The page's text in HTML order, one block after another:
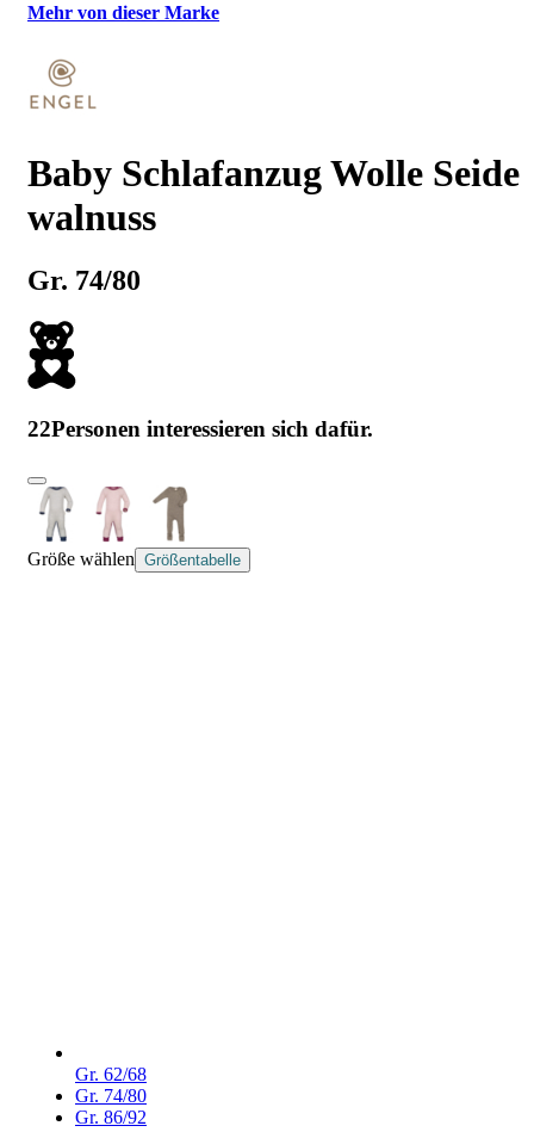
Mehr von dieser Marke
Baby Schlafanzug Wolle Seide
walnuss
Gr. 74/80
22Personen interessieren sich dafür.
Größe wählen Größentabelle
Gr. 62/68
Gr. 74/80
Gr. 86/92